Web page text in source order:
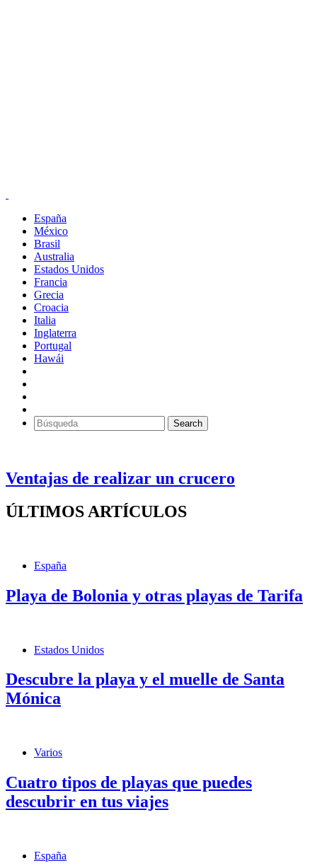
España
México
Brasil
Australia
Estados Unidos
Francia
Grecia
Croacia
Italia
Inglaterra
Portugal
Hawái
Ventajas de realizar un crucero
ÚLTIMOS ARTÍCULOS
España
Playa de Bolonia y otras playas de Tarifa
Estados Unidos
Descubre la playa y el muelle de Santa
Mónica
Varios
Cuatro tipos de playas que puedes
descubrir en tus viajes
España